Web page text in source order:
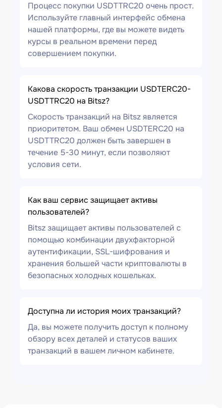
Процесс покупки USDTTRC20 очень прост.
Используйте главный интерфейс обмена
нашей платформы, где вы можете видеть
курсы в реальном времени перед
совершением покупки.
Какова скорость транзакции USDTERC20-
USDTTRC20 на Bitsz?
Скорость транзакций на Bitsz является
приоритетом. Ваш обмен USDTERC20 на
USDTTRC20 должен быть завершен в
течение 5-30 минут, если позволяют
условия сети.
Как ваш сервис защищает активы
пользователей?
Bitsz защищает активы пользователей с
помощью комбинации двухфакторной
аутентификации, SSL-шифрования и
хранения большей части криптовалюты в
безопасных холодных кошельках.
Доступна ли история моих транзакций?
Да, вы можете получить доступ к полному
обзору всех деталей и статусов ваших
транзакций в вашем личном кабинете.